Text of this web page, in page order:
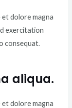
dolore magna
exercitation
consequat.
aliqua.
dolore magna